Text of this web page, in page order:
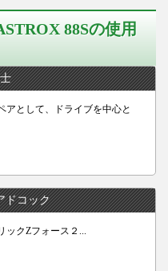
88Sの使用
アとして、ドライブを中心と
ドコック
クZフォース２...